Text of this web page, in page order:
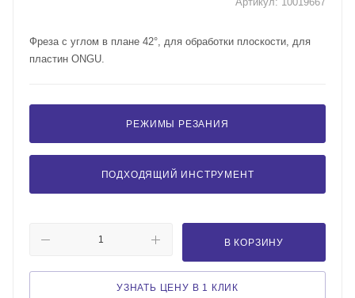
Фреза с углом в плане 42°, для обработки плоскости, для
пластин ONGU.
РЕЖИМЫ РЕЗАНИЯ
ПОДХОДЯЩИЙ ИНСТРУМЕНТ
В КОРЗИНУ
УЗНАТЬ ЦЕНУ В 1 КЛИК